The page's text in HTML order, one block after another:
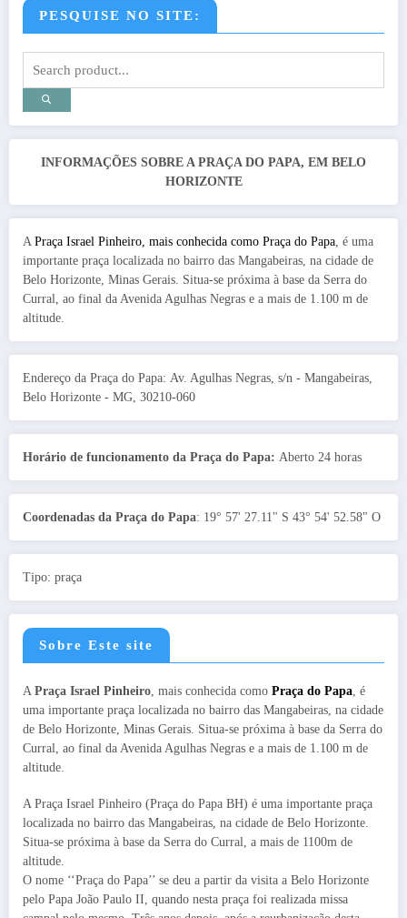
PESQUISE NO SITE:
INFORMAÇÕES SOBRE A PRAÇA DO PAPA, EM BELO
HORIZONTE
A Praça Israel Pinheiro, mais conhecida como Praça do Papa , é uma
importante praça localizada no bairro das Mangabeiras, na cidade de
Belo Horizonte, Minas Gerais. Situa-se próxima à base da Serra do
Curral, ao final da Avenida Agulhas Negras e a mais de 1.100 m de
altitude.
Endereço da Praça do Papa: Av. Agulhas Negras, s/n - Mangabeiras,
Belo Horizonte - MG, 30210-060
Horário de funcionamento da Praça do Papa: Aberto 24 horas
Coordenadas da Praça do Papa: 19° 57' 27.11" S 43° 54' 52.58" O
Tipo: praça
Sobre Este site
A Praça Israel Pinheiro , mais conhecida como Praça do Papa , é
uma importante praça localizada no bairro das Mangabeiras, na cidade
de Belo Horizonte, Minas Gerais. Situa-se próxima à base da Serra do
Curral, ao final da Avenida Agulhas Negras e a mais de 1.100 m de
altitude.
A Praça Israel Pinheiro (Praça do Papa BH) é uma importante praça
localizada no bairro das Mangabeiras, na cidade de Belo Horizonte.
Situa-se próxima à base da Serra do Curral, a mais de 1100m de
altitude.
O nome ‘‘Praça do Papa’’ se deu a partir da visita a Belo Horizonte
pelo Papa João Paulo II, quando nesta praça foi realizada missa